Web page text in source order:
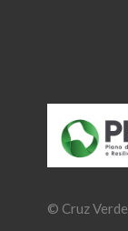
© Cruz Verde